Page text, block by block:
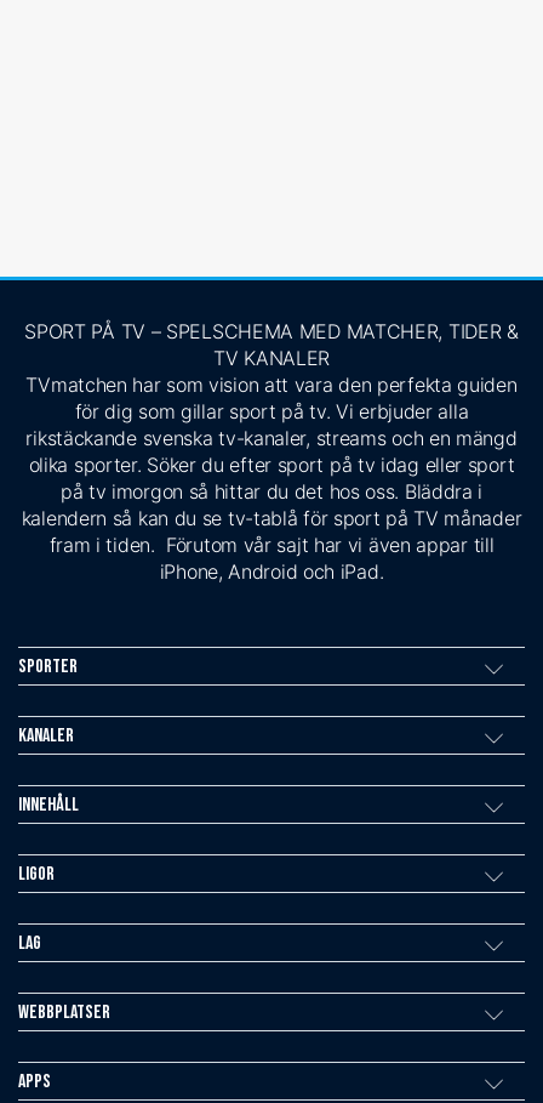
SPORT PÅ TV – SPELSCHEMA MED MATCHER, TIDER &
TV KANALER
TVmatchen har som vision att vara den perfekta guiden
för dig som gillar sport på tv. Vi erbjuder alla
rikstäckande svenska tv-kanaler, streams och en mängd
olika sporter. Söker du efter sport på tv idag eller sport
på tv imorgon så hittar du det hos oss. Bläddra i
kalendern så kan du se tv-tablå för sport på TV månader
fram i tiden. Förutom vår sajt har vi även appar till
iPhone, Android och iPad.
Sporter
Kanaler
Innehåll
Ligor
Lag
Webbplatser
Apps